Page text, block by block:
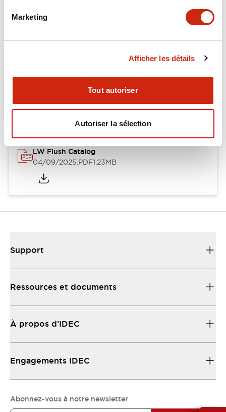
Marketing
Afficher les détails
Tout autoriser
Autoriser la sélection
Mounting and Installation Specifications
Documents et fichiers
Catalogues Et Brochures Fichiers CAO Approbations Et
LW Flush Catalog
04/09/2025.PDF1.23MB
Support
Ressources et documents
À propos d’IDEC
Engagements IDEC
Abonnez-vous à notre newsletter